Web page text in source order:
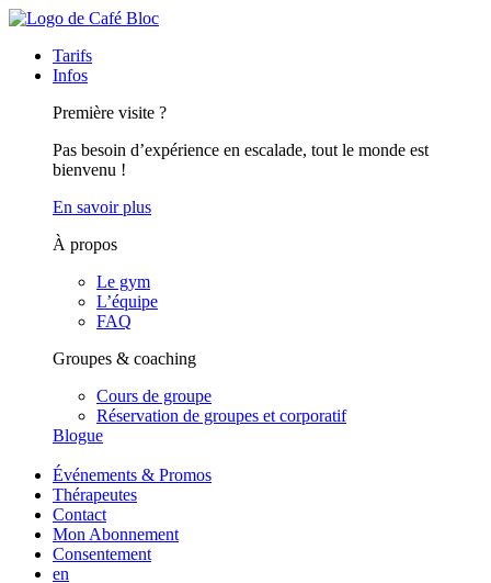
Tarifs
Infos
Première visite ?
Pas besoin d’expérience en escalade, tout le monde est
bienvenu !
En savoir plus
À propos
Le gym
L’équipe
FAQ
Groupes & coaching
Cours de groupe
Réservation de groupes et corporatif
Blogue
Événements & Promos
Thérapeutes
Contact
Mon Abonnement
Consentement
en